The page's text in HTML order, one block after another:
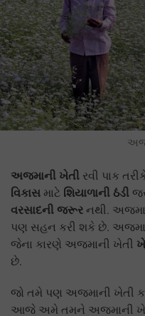
અજમાની ખેતી રવી પાક
વિકાસ માટે શિયાળાની ઠંડી
વરસાદની જરૂર નથી.
પણ સહન કરી શકે છે.
જેના કારણે અજમાની ખેતી
છે.
જો તમે પણ અજમાની ખેતી
આજે અમે તમને અજમાની